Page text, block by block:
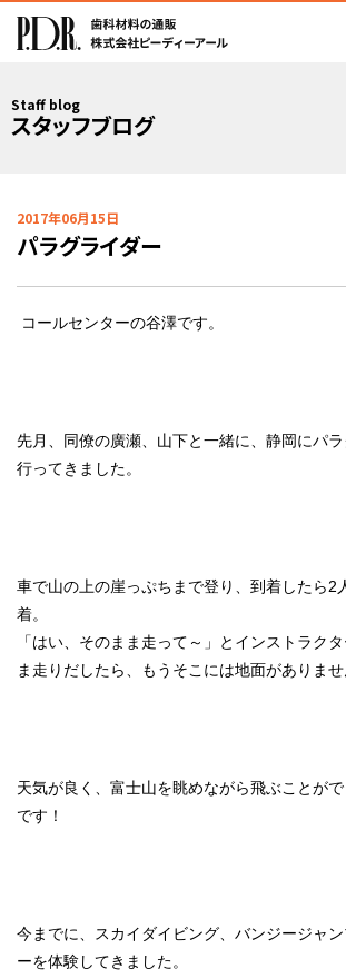
Staff blog
スタッフブログ
2017年06月15日
パラグライダー
コールセンターの谷澤です。
先月、同僚の廣瀬、山下と一緒に、静岡にパ
行ってきました。
車で山の上の崖っぷちまで登り、到着したら2
着。
「はい、そのまま走って～」とインストラク
ま走りだしたら、もうそこには地面がありま
天気が良く、富士山を眺めながら飛ぶことが
です！
今までに、スカイダイビング、バンジージャ
ーを体験してきました。